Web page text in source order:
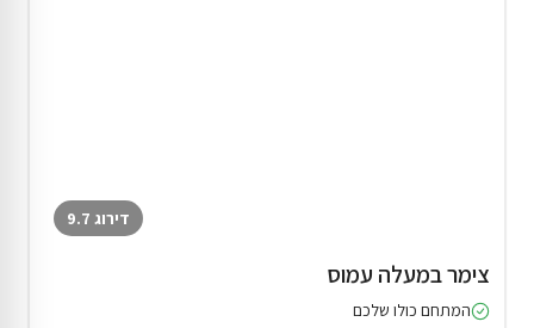
דירוג 9.7
צימר במעלה עמוס
המתחם כולו שלכם